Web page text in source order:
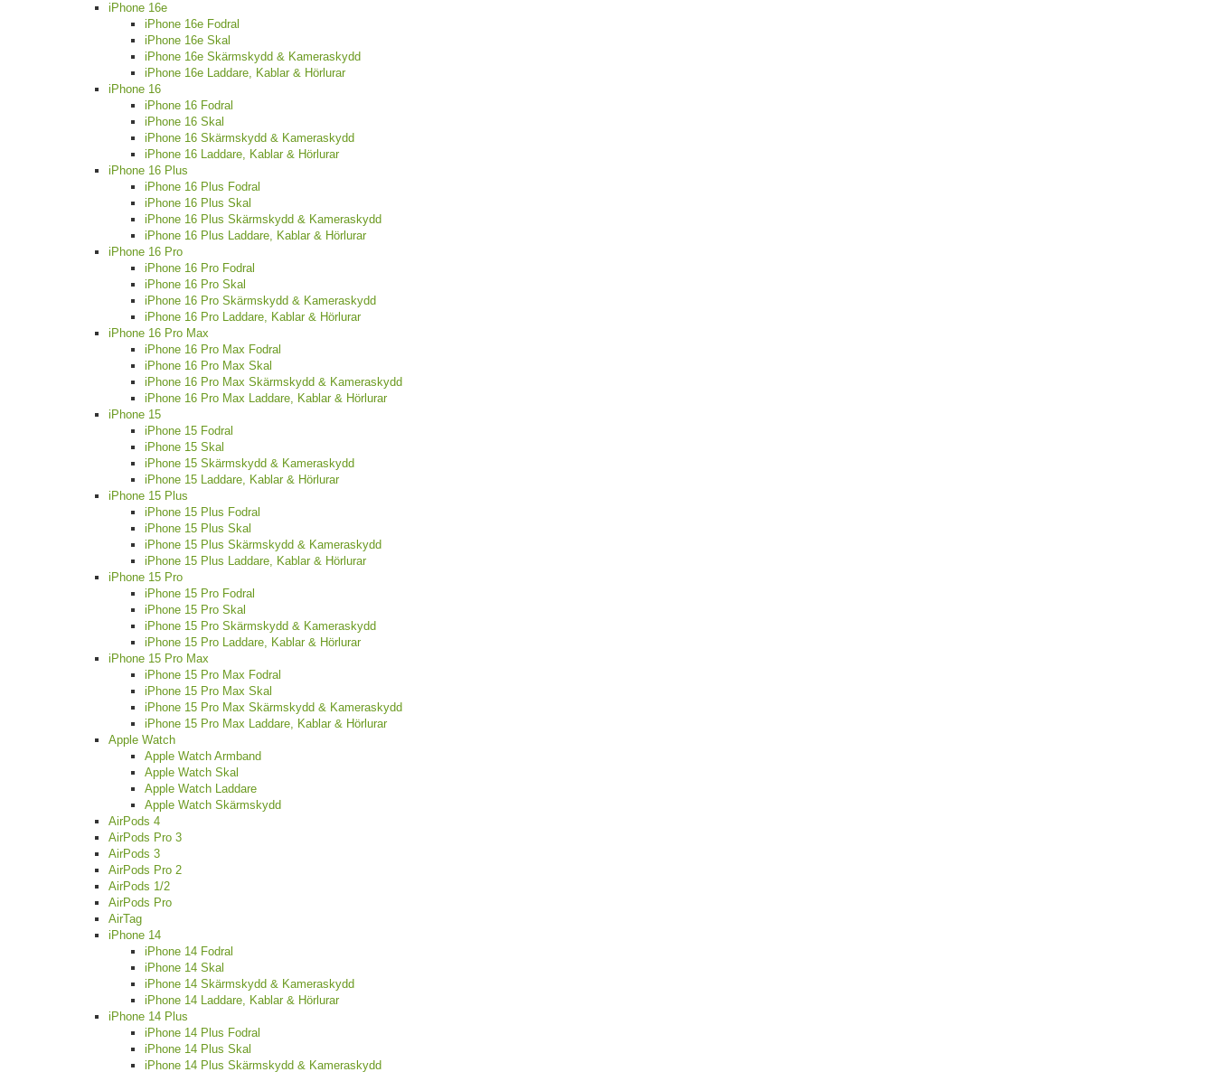
iPhone 16e
iPhone 16e Fodral
iPhone 16e Skal
iPhone 16e Skärmskydd & Kameraskydd
iPhone 16e Laddare, Kablar & Hörlurar
iPhone 16
iPhone 16 Fodral
iPhone 16 Skal
iPhone 16 Skärmskydd & Kameraskydd
iPhone 16 Laddare, Kablar & Hörlurar
iPhone 16 Plus
iPhone 16 Plus Fodral
iPhone 16 Plus Skal
iPhone 16 Plus Skärmskydd & Kameraskydd
iPhone 16 Plus Laddare, Kablar & Hörlurar
iPhone 16 Pro
iPhone 16 Pro Fodral
iPhone 16 Pro Skal
iPhone 16 Pro Skärmskydd & Kameraskydd
iPhone 16 Pro Laddare, Kablar & Hörlurar
iPhone 16 Pro Max
iPhone 16 Pro Max Fodral
iPhone 16 Pro Max Skal
iPhone 16 Pro Max Skärmskydd & Kameraskydd
iPhone 16 Pro Max Laddare, Kablar & Hörlurar
iPhone 15
iPhone 15 Fodral
iPhone 15 Skal
iPhone 15 Skärmskydd & Kameraskydd
iPhone 15 Laddare, Kablar & Hörlurar
iPhone 15 Plus
iPhone 15 Plus Fodral
iPhone 15 Plus Skal
iPhone 15 Plus Skärmskydd & Kameraskydd
iPhone 15 Plus Laddare, Kablar & Hörlurar
iPhone 15 Pro
iPhone 15 Pro Fodral
iPhone 15 Pro Skal
iPhone 15 Pro Skärmskydd & Kameraskydd
iPhone 15 Pro Laddare, Kablar & Hörlurar
iPhone 15 Pro Max
iPhone 15 Pro Max Fodral
iPhone 15 Pro Max Skal
iPhone 15 Pro Max Skärmskydd & Kameraskydd
iPhone 15 Pro Max Laddare, Kablar & Hörlurar
Apple Watch
Apple Watch Armband
Apple Watch Skal
Apple Watch Laddare
Apple Watch Skärmskydd
AirPods 4
AirPods Pro 3
AirPods 3
AirPods Pro 2
AirPods 1/2
AirPods Pro
AirTag
iPhone 14
iPhone 14 Fodral
iPhone 14 Skal
iPhone 14 Skärmskydd & Kameraskydd
iPhone 14 Laddare, Kablar & Hörlurar
iPhone 14 Plus
iPhone 14 Plus Fodral
iPhone 14 Plus Skal
iPhone 14 Plus Skärmskydd & Kameraskydd